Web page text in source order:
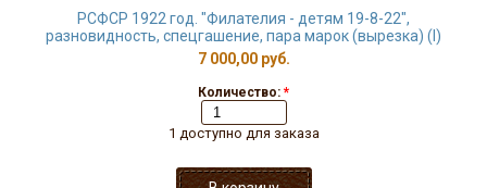
РСФСР 1922 год. "Филателия - детям 19-8-22",
разновидность, спецгашение, пара марок (вырезка) (I)
7 000,00 руб.
Количество: *
1 доступно для заказа